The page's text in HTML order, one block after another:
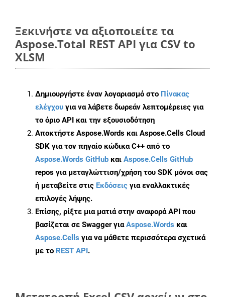
Ξεκινήστε να αξιοποιείτε τα
Aspose.Total REST API για CSV to
XLSM
Δημιουργήστε έναν λογαριασμό στο Πίνακας
ελέγχου για να λάβετε δωρεάν λεπτομέρειες για
το όριο API και την εξουσιοδότηση
Αποκτήστε Aspose.Words και Aspose.Cells Cloud
SDK για τον πηγαίο κώδικα C++ από το
Aspose.Words GitHub και Aspose.Cells GitHub
repos για μεταγλώττιση/χρήση του SDK μόνοι σας
ή μεταβείτε στις Εκδόσεις για εναλλακτικές
επιλογές λήψης.
Επίσης, ρίξτε μια ματιά στην αναφορά API που
βασίζεται σε Swagger γιαAspose.Words και
Aspose.Cells για να μάθετε περισσότερα σχετικά
με το REST API.